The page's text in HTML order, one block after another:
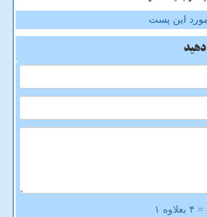
مورد این پست
= ۴ بعلاوه ۱